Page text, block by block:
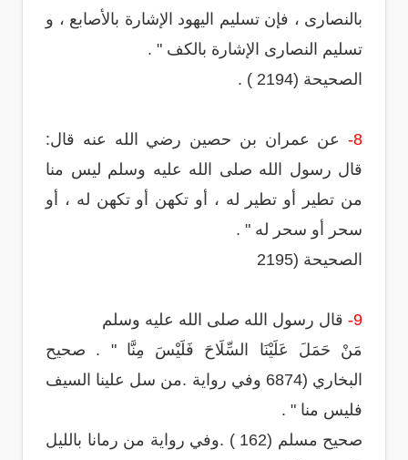
بالنصارى ، فإن تسليم اليهود الإشارة بالأصابع ، و
تسليم النصارى الإشارة بالكف " .
الصحيحة (2194 ) .
8-
عن عمران بن حصين رضي الله عنه قال:
قال رسول الله صلى الله عليه وسلم ليس منا
من تطير أو تطير له ، أو تكهن أو تكهن له ، أو
سحر أو سحر له " .
الصحيحة (2195
9- قال رسول الله صلى الله عليه وسلم
مَنْ حَمَلَ عَلَيْنَا السِّلَاحَ فَلَيْسَ مِنَّا " . صحيح
البخاري (6874 وفي رواية .من سل علينا السيف
فليس منا " .
صحيح مسلم (162 ) .وفي رواية من رمانا بالليل